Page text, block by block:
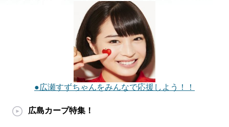
●広瀬すずちゃんをみんなで応援しよう！！
広島カープ特集！